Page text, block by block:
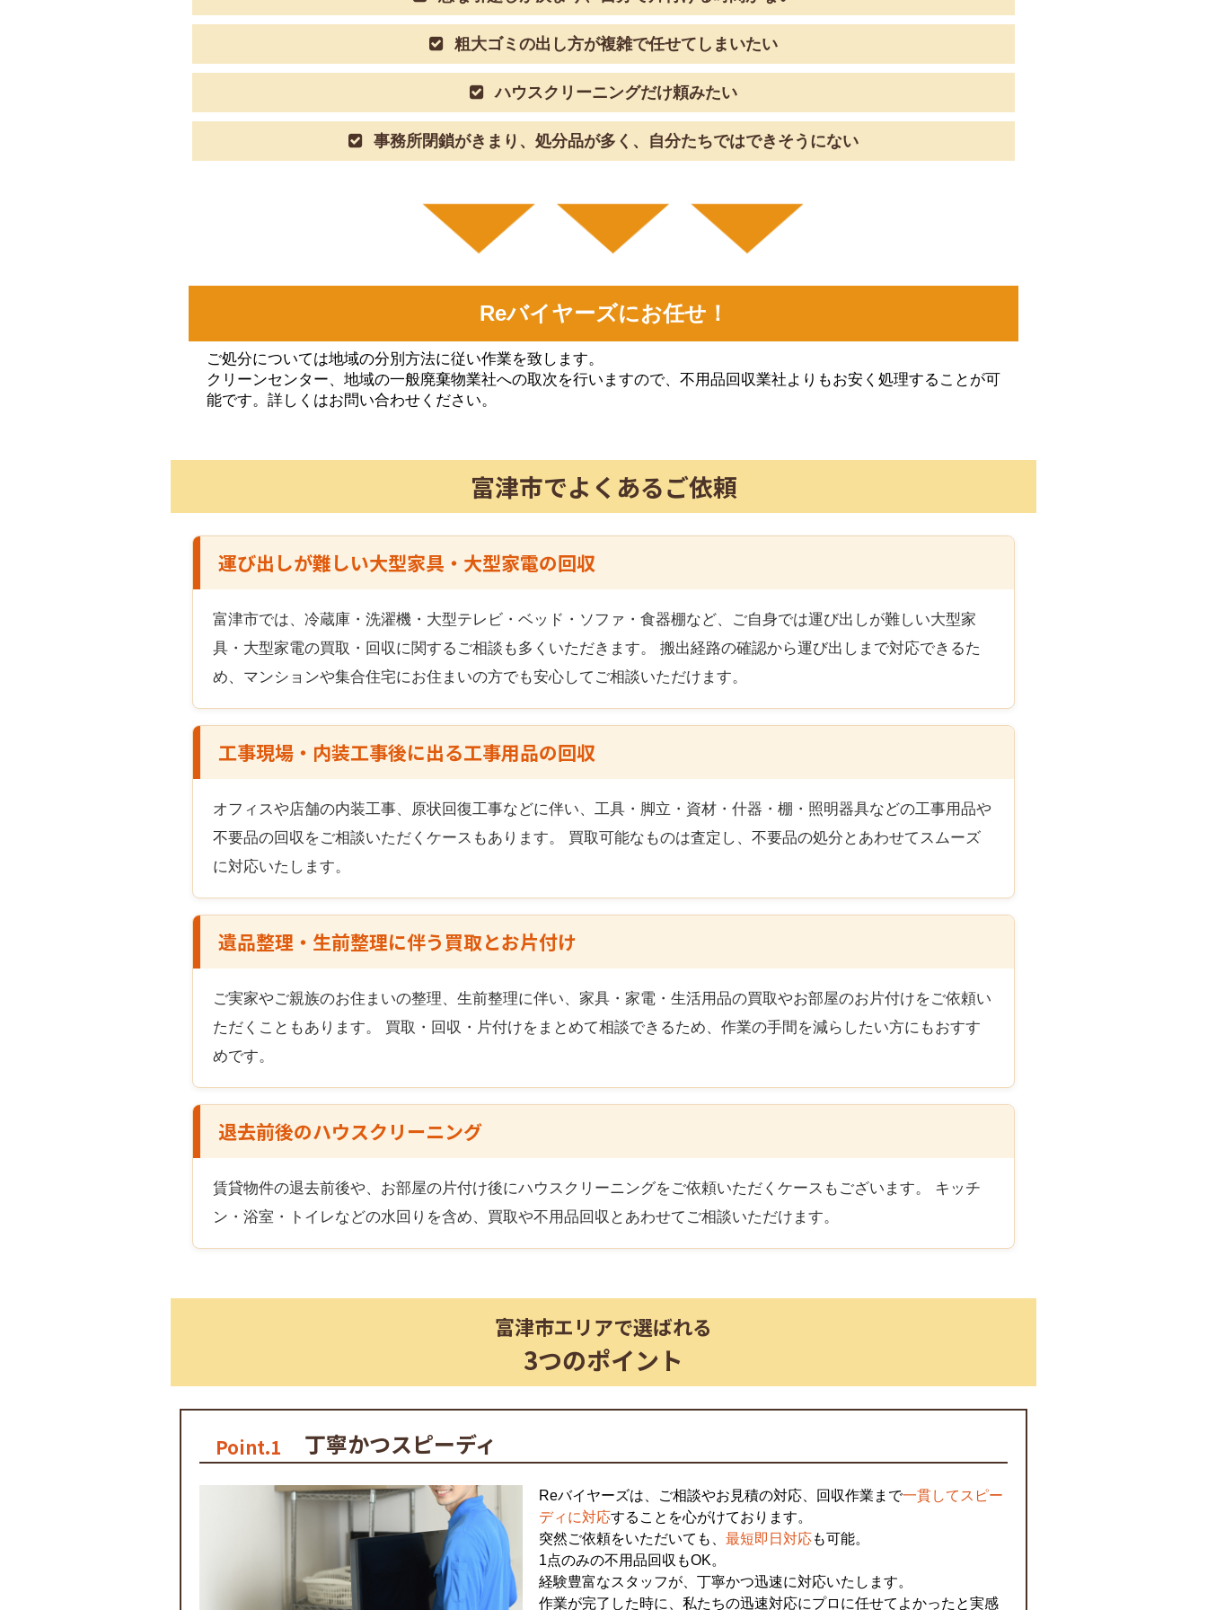
粗大ゴミの出し方が複雑で任せてしまいたい
ハウスクリーニングだけ頼みたい
事務所閉鎖がきまり、処分品が多く、自分たちではできそうにない
Reバイヤーズにお任せ！
ご処分については地域の分別⽅法に従い作業を致します。
クリーンセンター、地域の⼀般廃棄物業社への取次を⾏いますので、不⽤品回収業社よりもお安く処理することが可
能です。詳しくはお問い合わせください。
富津市でよくあるご依頼
運び出しが難しい大型家具・大型家電の回収
富津市では、冷蔵庫・洗濯機・大型テレビ・ベッド・ソファ・食器棚など、ご自身では運び出しが難しい大型家
具・大型家電の買取・回収に関するご相談も多くいただきます。 搬出経路の確認から運び出しまで対応できるた
め、マンションや集合住宅にお住まいの方でも安心してご相談いただけます。
工事現場・内装工事後に出る工事用品の回収
オフィスや店舗の内装工事、原状回復工事などに伴い、工具・脚立・資材・什器・棚・照明器具などの工事用品や
不要品の回収をご相談いただくケースもあります。 買取可能なものは査定し、不要品の処分とあわせてスムーズ
に対応いたします。
遺品整理・生前整理に伴う買取とお片付け
ご実家やご親族のお住まいの整理、生前整理に伴い、家具・家電・生活用品の買取やお部屋のお片付けをご依頼い
ただくこともあります。 買取・回収・片付けをまとめて相談できるため、作業の手間を減らしたい方にもおすす
めです。
退去前後のハウスクリーニング
賃貸物件の退去前後や、お部屋の片付け後にハウスクリーニングをご依頼いただくケースもございます。 キッチ
ン・浴室・トイレなどの水回りを含め、買取や不用品回収とあわせてご相談いただけます。
富津市エリアで選ばれる
3つのポイント
Point.1 丁寧かつスピーディ
Reバイヤーズは、ご相談やお見積の対応、回収作業まで一貫してスピー
ディに対応することを心がけております。
突然ご依頼をいただいても、 最短即日対応も可能。
1点のみの不用品回収もOK。
経験豊富なスタッフが、丁寧かつ迅速に対応いたします。
作業が完了した時に、私たちの迅速対応にプロに任せてよかったと実感